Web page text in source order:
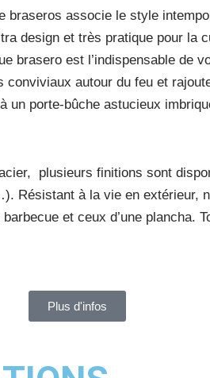
braseros associe le style
design et très pratique pour la
brasero est l’indispensable de
conviviaux autour du feu et
un porte-bûche astucieux
plusieurs finitions sont
Résistant à la vie en extérieur,
et ceux d’une plancha.
Plus d'infos